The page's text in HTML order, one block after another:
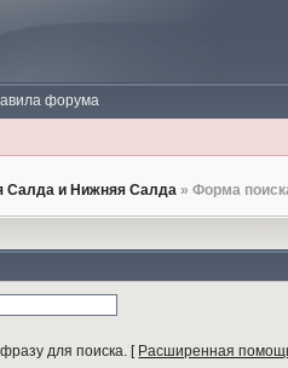
форума
Салда и Нижняя Салда » Форма
для поиска. [ Расширенная